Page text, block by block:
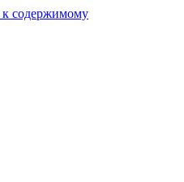
содержимому